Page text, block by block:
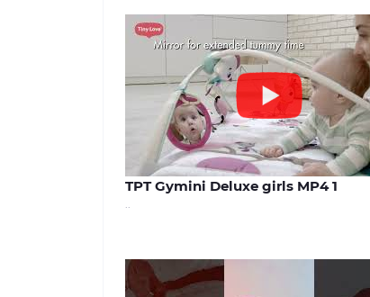
TPT Gymini Deluxe girls MP4 1
..